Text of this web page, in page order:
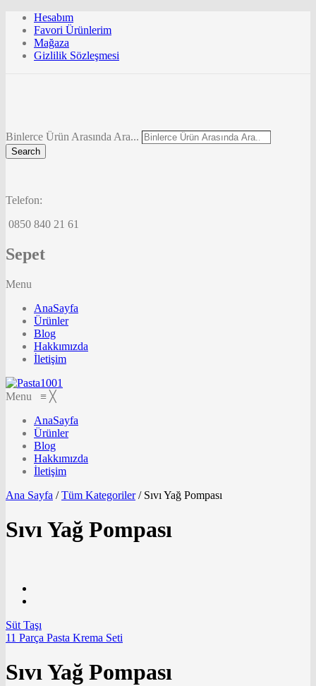
Hesabım
Favori Ürünlerim
Mağaza
Gizlilik Sözleşmesi
Binlerce Ürün Arasında Ara...
Search
Telefon:
0850 840 21 61
Sepet
Menu
AnaSayfa
Ürünler
Blog
Hakkımızda
İletişim
Menu ≡ ╳
AnaSayfa
Ürünler
Blog
Hakkımızda
İletişim
Ana Sayfa / Tüm Kategoriler /Sıvı Yağ Pompası
Sıvı Yağ Pompası
Süt Taşı
11 Parça Pasta Krema Seti
Sıvı Yağ Pompası